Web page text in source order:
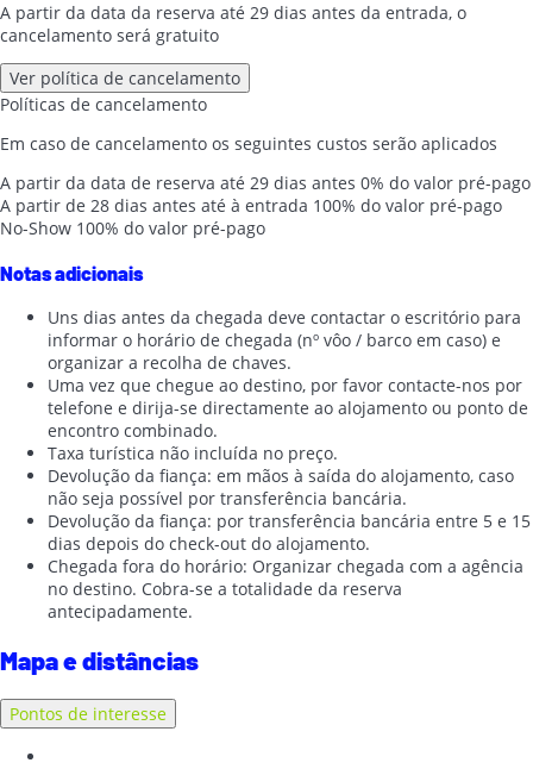
A partir da data da reserva até 29 dias antes da entrada, o
cancelamento será gratuito
Ver política de cancelamento
Políticas de cancelamento
Em caso de cancelamento os seguintes custos serão aplicados
A partir da data de reserva até 29 dias antes 0% do valor pré-pago
A partir de 28 dias antes até à entrada 100% do valor pré-pago
No-Show 100% do valor pré-pago
Notas adicionais
Uns dias antes da chegada deve contactar o escritório para
informar o horário de chegada (nº vôo / barco em caso) e
organizar a recolha de chaves.
Uma vez que chegue ao destino, por favor contacte-nos por
telefone e dirija-se directamente ao alojamento ou ponto de
encontro combinado.
Taxa turística não incluída no preço.
Devolução da fiança: em mãos à saída do alojamento, caso
não seja possível por transferência bancária.
Devolução da fiança: por transferência bancária entre 5 e 15
dias depois do check-out do alojamento.
Chegada fora do horário: Organizar chegada com a agência
no destino. Cobra-se a totalidade da reserva
antecipadamente.
Mapa e distâncias
Pontos de interesse